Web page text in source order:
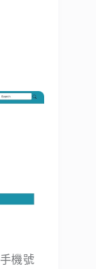
機號